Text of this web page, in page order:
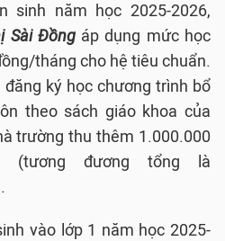
sinh năm học 2025-2026,
Sài Đồngáp dụng mức học
tháng cho hệ tiêu chuẩn.
ký học chương trình bổ
theo sách giáo khoa của
trường thu thêm 1.000.000
(tương đương tổng là
vào lớp 1 năm học 2025-